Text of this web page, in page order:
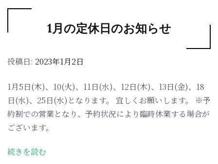
1月の定休日のお知らせ
投稿日: 2023年1月2日
1月5日(木)、10(火)、11日(水)、12日(木)、13日(金)、18
日(水)、25日(水)となります。 宜しくお願いします。 ※予
約制での営業となり、予約状況により臨時休業する場合が
ございます。
続きを読む